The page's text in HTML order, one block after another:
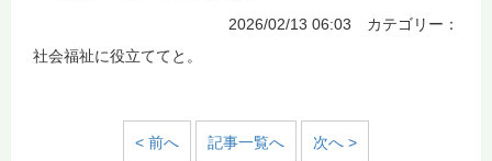
2026/02/13 06:03 カテゴリー：
社会福祉に役立ててと。
< 前へ 記事一覧へ 次へ >